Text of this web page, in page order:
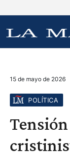
15 de mayo de 2026
POLÍTICA